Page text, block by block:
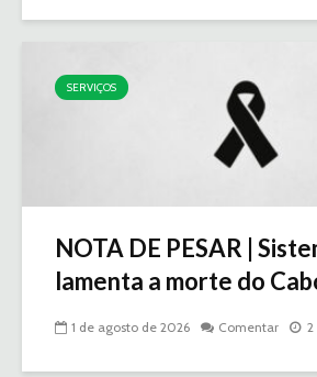
SERVIÇOS
NOTA DE PESAR |
lamenta a morte do
1 de agosto de 2026 Comentar